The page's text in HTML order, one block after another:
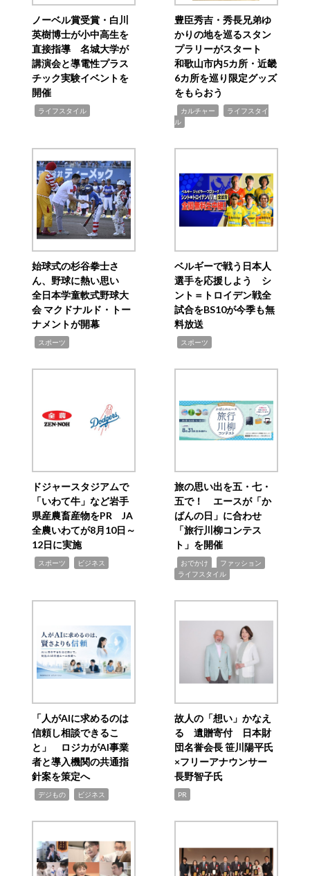
ノーベル賞受賞・白川
英樹博士が小中高生を
直接指導 名城大学が
講演会と導電性プラス
チック実験イベントを
開催
ライフスタイル
豊臣秀吉・秀長兄弟ゆ
かりの地を巡るスタン
プラリーがスタート
和歌山市内5カ所・近畿
6カ所を巡り限定グッズ
をもらおう
カルチャー
ライフスタイ
ル
始球式の杉谷拳士さ
ん、野球に熱い思い
全日本学童軟式野球大
会 マクドナルド・トー
ナメントが開幕
スポーツ
ベルギーで戦う日本人
選手を応援しよう シ
ント＝トロイデン戦全
試合をBS10が今季も無
料放送
スポーツ
ドジャースタジアムで
「いわて牛」など岩手
県産農畜産物をPR JA
全農いわてが8月10日～
12日に実施
スポーツ ビジネス
旅の思い出を五・七・
五で！ エースが「か
ばんの日」に合わせ
「旅行川柳コンテス
ト」を開催
おでかけ ファッション
ライフスタイル
「人がAIに求めるのは
信頼し相談できるこ
と」 ロジカがAI事業
者と導入機関の共通指
針案を策定へ
デジもの ビジネス
故人の「想い」かなえ
る 遺贈寄付 日本財
団名誉会長 笹川陽平氏
×フリーアナウンサー
長野智子氏
PR